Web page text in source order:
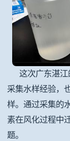
这次广东湛江
采集水样经验，
样。通过采集的
素在风化过程中
题。